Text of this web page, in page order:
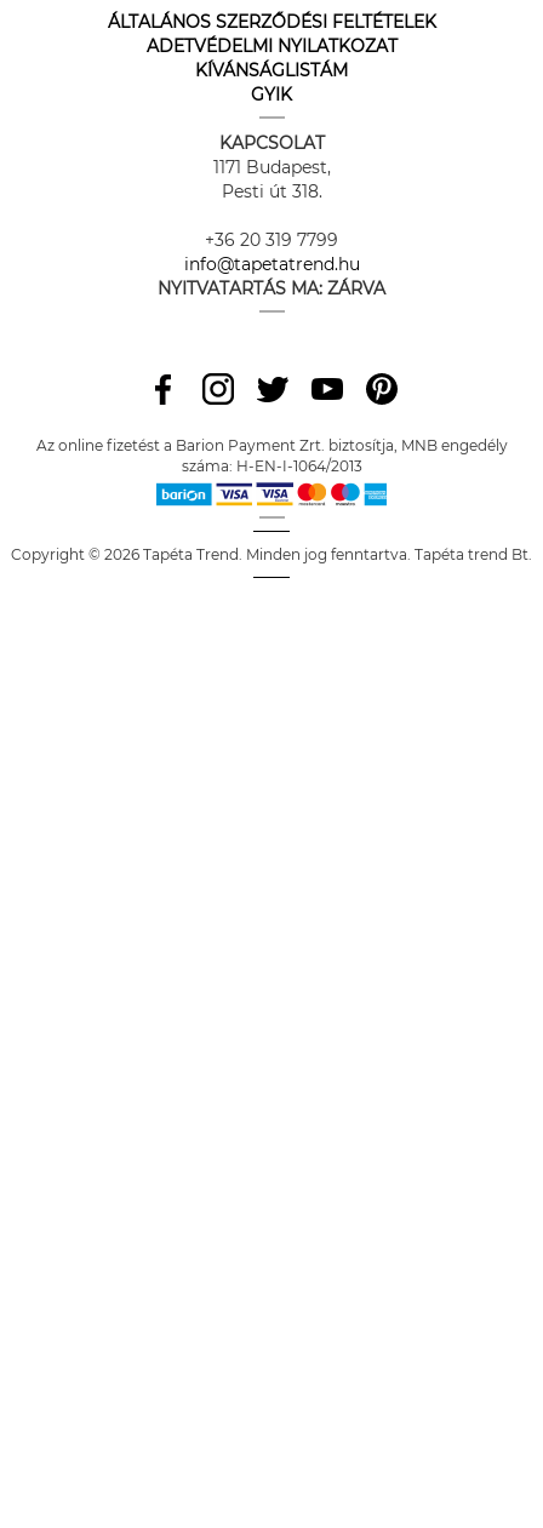
ÁLTALÁNOS SZERZŐDÉSI FELTÉTELEK
ADETVÉDELMI NYILATKOZAT
KÍVÁNSÁGLISTÁM
GYIK
KAPCSOLAT
1171 Budapest,
Pesti út 318.
+36 20 319 7799
info@tapetatrend.hu
NYITVATARTÁS MA: ZÁRVA
Az online fizetést a Barion Payment Zrt. biztosítja, MNB engedély
száma: H-EN-I-1064/2013
Copyright © 2026 Tapéta Trend. Minden jog fenntartva. Tapéta trend Bt.